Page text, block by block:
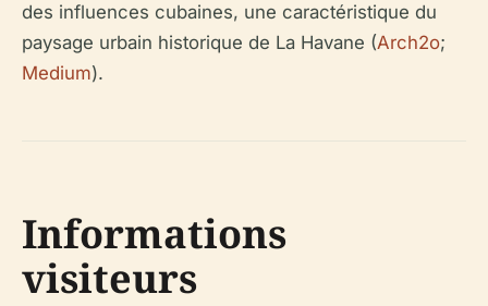
des influences cubaines, une caractéristique du
paysage urbain historique de La Havane (Arch2o;
Medium).
Informations
visiteurs